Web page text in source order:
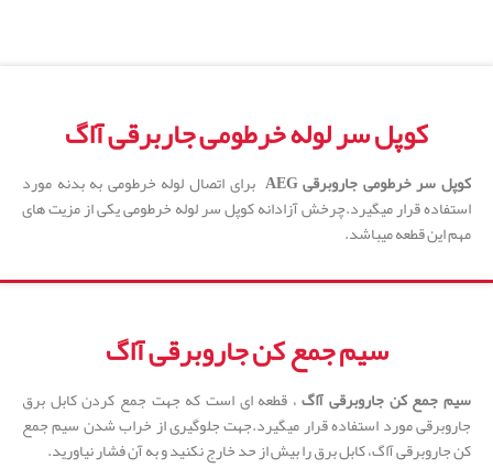
کوپل سر لوله خرطومی جاربرقی آاگ
کوپل سر خرطومی جاروبرقی AEG
برای اتصال لوله خرطومی به بدنه مورد
استفاده قرار میگیرد.چرخش آزادانه کوپل سر لوله خرطومی یکی از مزیت های
مهم این قطعه میباشد.
سیم جمع کن جاروبرقی آاگ
سیم جمع کن جاروبرقی آاگ، قطعه ای است که جهت جمع کردن کابل برق
جاروبرقی مورد استفاده قرار میگیرد.جهت جلوگیری از خراب شدن سیم جمع
کن جاروبرقی آاگ، کابل برق را بیش از حد خارج نکنید و به آن فشار نیاورید.